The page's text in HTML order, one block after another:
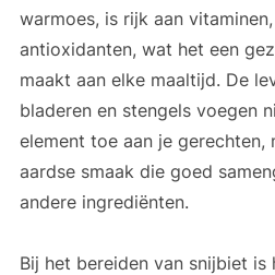
warmoes, is rijk aan
antioxidanten, wat het een
maakt aan elke maaltijd. De
bladeren en stengels voegen
element toe aan je gerechten,
aardse smaak die goed
andere ingrediënten.
Bij het bereiden van snijbiet